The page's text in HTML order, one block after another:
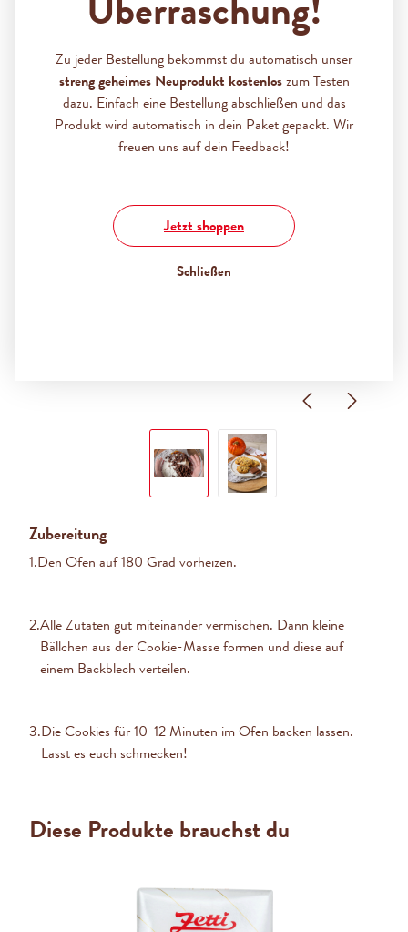
An dieser Stelle befindet sich ein externes Video. Du
musst unseren erweitertenCookies zustimmen, um den
Inhalt abzuspielen.
TEILEN
Zubereitung
1.Den Ofen auf 180 Grad vorheizen.
2.Alle Zutaten gut miteinander vermischen. Dann kleine
Bällchen aus der Cookie-Masse formen und diese auf
einem Backblech verteilen.
3.Die Cookies für 10-12 Minuten im Ofen backen lassen.
Lasst es euch schmecken!
Diese Produkte brauchst du
Zu jeder Bestellung bekommst du automatisch unser
streng geheimes Neuprodukt kostenloszum Testen
dazu. Einfach eine Bestellung abschließen und das
Produkt wird automatisch in dein Paket gepackt. Wir
freuen uns auf dein Feedback!
Jetzt shoppen
Schließen